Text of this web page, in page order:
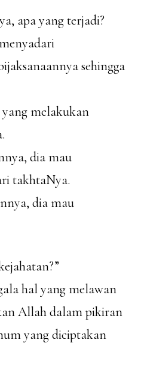
apa yang terjadi?
sehingga
melakukan
dia mau
takhtaNya.
dia mau
hal yang melawan
Allah dalam pikiran
yang diciptakan